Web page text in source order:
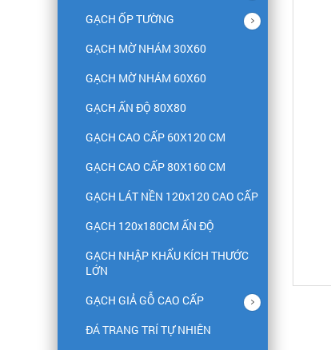
GẠCH ỐP TƯỜNG
GẠCH MỜ NHÁM 30X60
GẠCH MỜ NHÁM 60X60
GẠCH ẤN ĐỘ 80X80
GẠCH CAO CẤP 60X120 CM
GẠCH CAO CẤP 80X160 CM
GẠCH LÁT NỀN 120x120 CAO CẤP
GẠCH 120x180CM ẤN ĐỘ
GẠCH NHẬP KHẨU KÍCH THƯỚC
LỚN
GẠCH GIẢ GỖ CAO CẤP
ĐÁ TRANG TRÍ TỰ NHIÊN